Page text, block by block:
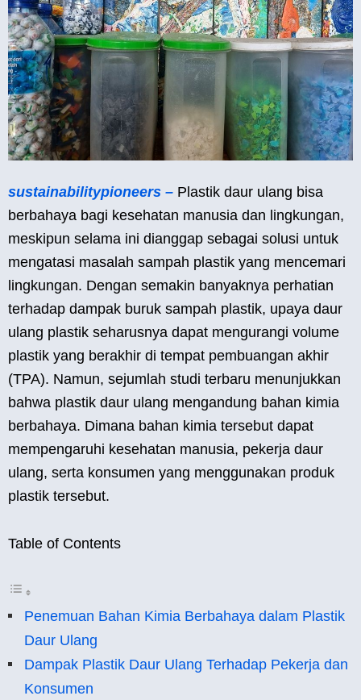
sustainabilitypioneers – Plastik daur ulang bisa
berbahaya bagi kesehatan manusia dan lingkungan,
meskipun selama ini dianggap sebagai solusi untuk
mengatasi masalah sampah plastik yang mencemari
lingkungan. Dengan semakin banyaknya perhatian
terhadap dampak buruk sampah plastik, upaya daur
ulang plastik seharusnya dapat mengurangi volume
plastik yang berakhir di tempat pembuangan akhir
(TPA). Namun, sejumlah studi terbaru menunjukkan
bahwa plastik daur ulang mengandung bahan kimia
berbahaya. Dimana bahan kimia tersebut dapat
mempengaruhi kesehatan manusia, pekerja daur
ulang, serta konsumen yang menggunakan produk
plastik tersebut.
Table of Contents
Penemuan Bahan Kimia Berbahaya dalam Plastik
Daur Ulang
Dampak Plastik Daur Ulang Terhadap Pekerja dan
Konsumen